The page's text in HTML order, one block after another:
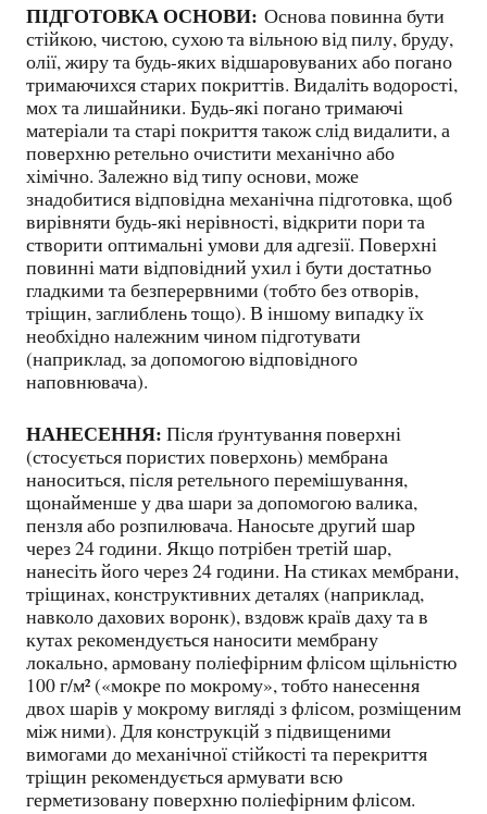
ПІДГОТОВКА ОСНОВИ: Основа повинна бути
стійкою, чистою, сухою та вільною від пилу, бруду,
олії, жиру та будь-яких відшаровуваних або погано
тримаючихся старих покриттів. Видаліть водорості,
мох та лишайники. Будь-які погано тримаючі
матеріали та старі покриття також слід видалити, а
поверхню ретельно очистити механічно або
хімічно. Залежно від типу основи, може
знадобитися відповідна механічна підготовка, щоб
вирівняти будь-які нерівності, відкрити пори та
створити оптимальні умови для адгезії. Поверхні
повинні мати відповідний ухил і бути достатньо
гладкими та безперервними (тобто без отворів,
тріщин, заглиблень тощо). В іншому випадку їх
необхідно належним чином підготувати
(наприклад, за допомогою відповідного
наповнювача).
НАНЕСЕННЯ: Після ґрунтування поверхні
(стосується пористих поверхонь) мембрана
наноситься, після ретельного перемішування,
щонайменше у два шари за допомогою валика,
пензля або розпилювача. Наносьте другий шар
через 24 години. Якщо потрібен третій шар,
нанесіть його через 24 години. На стиках мембрани,
тріщинах, конструктивних деталях (наприклад,
навколо дахових воронк), вздовж країв даху та в
кутах рекомендується наносити мембрану
локально, армовану поліефірним флісом щільністю
100 г/м² («мокре по мокрому», тобто нанесення
двох шарів у мокрому вигляді з флісом, розміщеним
між ними). ​​Для конструкцій з підвищеними
вимогами до механічної стійкості та перекриття
тріщин рекомендується армувати всю
герметизовану поверхню поліефірним флісом.